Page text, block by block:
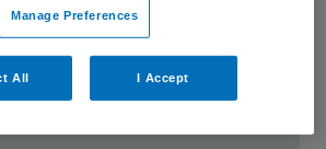
quarterly
Manage Preferences
All I Accept